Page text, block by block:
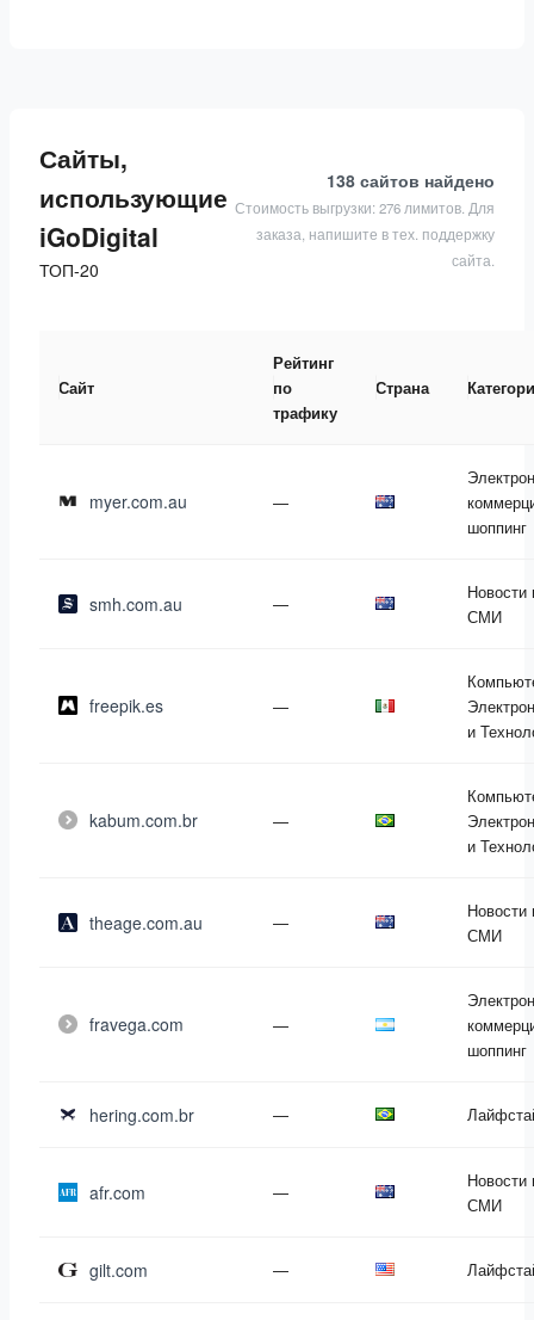
Сайты,
использующие
iGoDigital
ТОП-20
138 сайтов найдено
Стоимость выгрузки: 276 лимитов. Для
заказа, напишите в тех. поддержку
сайта.
Сайт
Рейтинг
по
трафику
Страна
myer.com.au —
шоппинг
smh.com.au —
Новости
СМИ
freepik.es —
и
kabum.com.br —
и
theage.com.au —
Новости
СМИ
fravega.com —
шоппинг
hering.com.br —
afr.com —
Новости
СМИ
gilt.com —